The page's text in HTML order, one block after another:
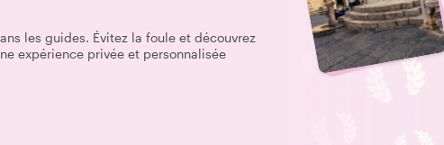
les guides. Évitez la foule et découvrez
expérience privée et personnalisée